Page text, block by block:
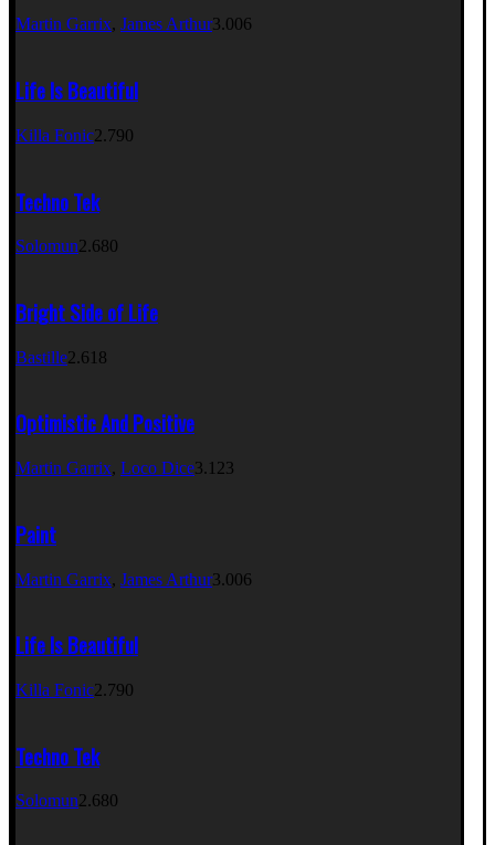
Martin Garrix, James Arthur3.006
Life Is Beautiful
Killa Fonic2.790
Techno Tek
Solomun2.680
Bright Side of Life
Bastille2.618
Optimistic And Positive
Martin Garrix, Loco Dice3.123
Paint
Martin Garrix, James Arthur3.006
Life Is Beautiful
Killa Fonic2.790
Techno Tek
Solomun2.680